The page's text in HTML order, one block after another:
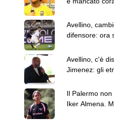
Avellino,
difensore: ora
Avellino, c'è
Jimenez: gli
Il Palermo
Iker Almena.